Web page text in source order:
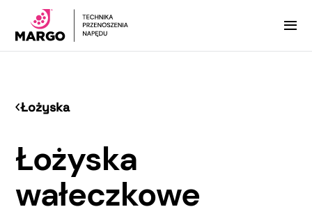
Łożyska
Łożyska
wałeczkowe